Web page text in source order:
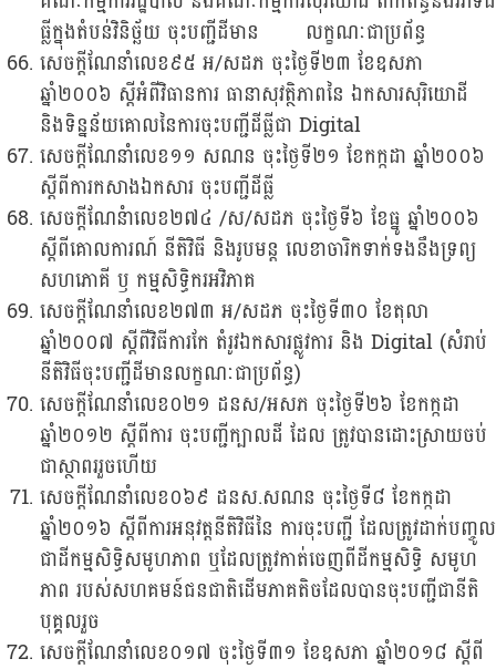
ធ្លីក្នុងតំបន់វិនិច្ឆ័យ ចុះបញ្ជីដីមាន លក្ខណៈជាប្រព័ន្ធ
សេចក្តីណែនាំលេខ៩៥ អ/សដភ ចុះថ្ងៃទី២៣ ខែឧសភា
ឆ្នាំ២០០៦ ស្តីអំពីវិធានការ ធានាសុវត្ថិភាពនៃ ឯកសារសុរិយោដី
និងទិន្នន័យគោលនៃការចុះបញ្ជីដីធ្លីជា Digital
សេចក្តីណែនាំលេខ១១ សណន ចុះថ្ងៃទី២១ ខែកក្កដា ឆ្នាំ២០០៦
ស្តីពីការកសាងឯកសារ ចុះបញ្ជីដីធ្លី
សេចក្តីណែនំាលេខ២៧៤ /ស/សដភ ចុះថ្ងៃទី៦ ខែធ្នូ ឆ្នាំ២០០៦
ស្តីពីគោលការណ៍ នីតិវិធី និងរូបមន្ត លេខាចារិកទាក់ទងនឹងទ្រព្យ
សហភោគី ឫ កម្មសិទ្ធិករអវិភាគ
សេចក្តីណែនាំលេខ២៧៣ អ/សដភ ចុះថ្ងៃទី៣០ ខែតុលា
ឆ្នាំ២០០៧ ស្តីពីវិធីការកែ តំរូវឯកសារផ្លូវការ និង Digital (សំរាប់
នីតិវិធីចុះបញ្ជីដីមានលក្ខណៈជាប្រព័ន្ធ)
សេចក្តីណែនាំលេខ០២១ ដនស/អសភ ចុះថ្ងៃទី២៦ ខែកក្កដា
ឆ្នាំ២០១២ ស្តីពីការ ចុះបញ្ជីក្បាលដី ដែល ត្រូវបានដោះស្រាយចប់
ជាស្ថាពររួចហើយ
សេចក្តីណែនាំលេខ០៦៩ ដនស.សណន ចុះថ្ងៃទី៨ ខែកក្កដា
ឆ្នាំ២០១៦ ស្តីពីការអនុវត្តនីតិវិធីនៃ ការចុះបញ្ជី ដែលត្រូវដាក់បញ្ចូល
ជាដីកម្មសិទ្ធិសមូហភាព ឬដែលត្រូវកាត់ចេញពីដីកម្មសិទ្ធិ សមូហ
ភាព របស់សហគមន៍ជនជាតិដើមភាគតិចដែលបានចុះបញ្ជីជានីតិ
បុគ្គលរួច
សេចក្តីណែនាំលេខ០១៧ ចុះថ្ងៃទី៣១ ខែឧសភា ឆ្នាំ២០១៨ ស្តីពី